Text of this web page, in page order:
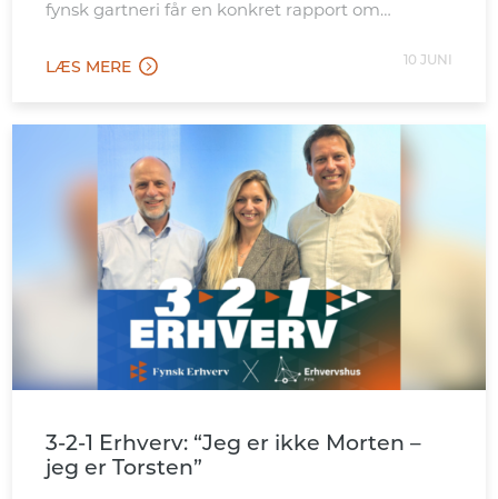
fynsk gartneri får en konkret rapport om
LÆS MERE 10 JUNI
3-2-1 Erhverv: “Jeg er ikke Morten –
jeg er Torsten”